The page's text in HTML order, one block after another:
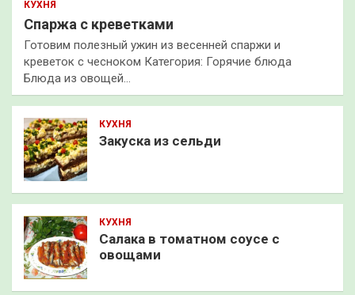
КУХНЯ
Спаржа с креветками
Готовим полезный ужин из весенней спаржи и
креветок с чесноком Категория: Горячие блюда
Блюда из овощей…
КУХНЯ
Закуска из сельди
КУХНЯ
Салака в томатном соусе с
овощами